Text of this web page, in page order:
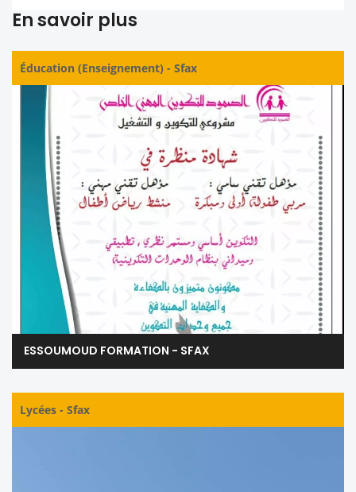
En savoir plus
Éducation (Enseignement) - Sfax
ESSOUMOUD FORMATION - SFAX
Lycées - Sfax